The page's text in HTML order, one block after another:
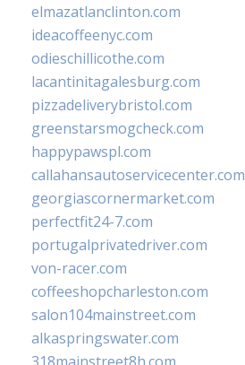
elmazatlanclinton.com
ideacoffeenyc.com
odieschillicothe.com
lacantinitagalesburg.com
pizzadeliverybristol.com
greenstarsmogcheck.com
happypawspl.com
callahansautoservicecenter.com
georgiascornermarket.com
perfectfit24-7.com
portugalprivatedriver.com
von-racer.com
coffeeshopcharleston.com
salon104mainstreet.com
alkaspringswater.com